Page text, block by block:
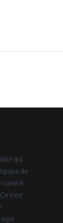
qui
de
variété
n'est